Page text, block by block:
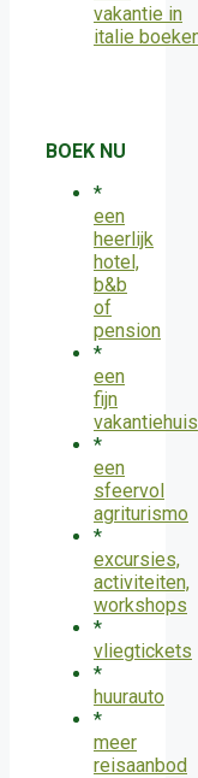
BOEK NU
*
een
heerlijk
hotel,
b&b
of
pension
*
een
fijn
vakantiehuis
*
een
sfeervol
agriturismo
*
excursies,
activiteiten,
workshops
*
vliegtickets
*
huurauto
*
meer
reisaanbod